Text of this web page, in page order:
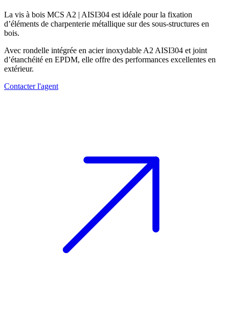
La vis à bois MCS A2 | AISI304 est idéale pour la fixation
d’éléments de charpenterie métallique sur des sous-structures en
bois.
Avec rondelle intégrée en acier inoxydable A2 AISI304 et joint
d’étanchéité en EPDM, elle offre des performances excellentes en
extérieur.
Contacter l'agent